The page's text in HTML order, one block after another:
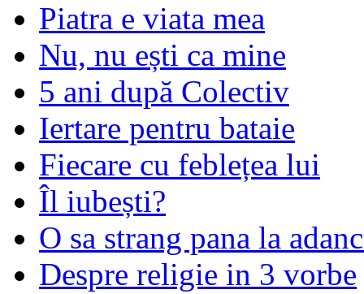
Piatra e viata mea
Nu, nu ești ca mine
5 ani după Colectiv
Iertare pentru bataie
Fiecare cu feblețea lui
Îl iubești?
O sa strang pana la
Despre religie in 3 vorbe